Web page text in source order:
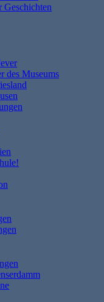
Geschichten
des Museums